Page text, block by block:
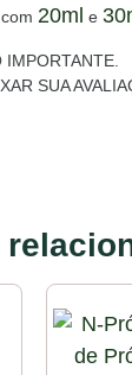
20ml e
SUA